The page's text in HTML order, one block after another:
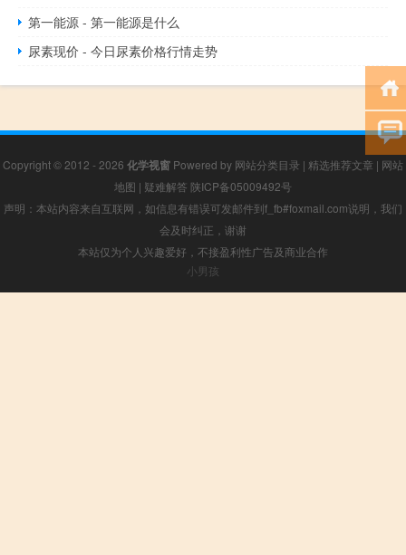
第一能源 - 第一能源是什么
尿素现价 - 今日尿素价格行情走势
Copyright © 2012 - 2026 化学视窗 Powered by 网站分类目录 | 精选推荐文章 | 网站
地图 | 疑难解答 陕ICP备05009492号
声明：本站内容来自互联网，如信息有错误可发邮件到f_fb#foxmail.com说明，我们
会及时纠正，谢谢
本站仅为个人兴趣爱好，不接盈利性广告及商业合作
小男孩